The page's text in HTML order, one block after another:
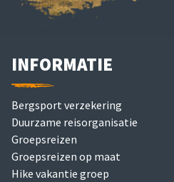
INFORMATIE
Bergsport verzekering
Duurzame reisorganisatie
Groepsreizen
Groepsreizen op maat
Hike vakantie groep